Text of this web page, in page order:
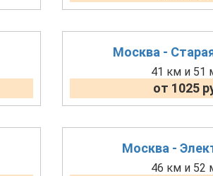
Москва -
41 км и 51
от 1025
Москва -
46 км и 52